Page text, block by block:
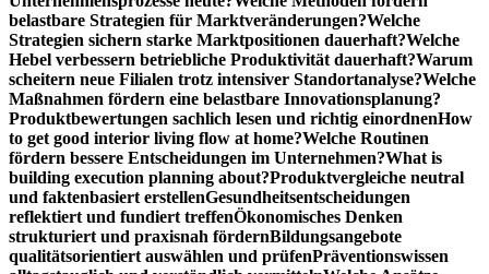
belastbare Strategien für Marktveränderungen?Welche
Strategien sichern starke Marktpositionen dauerhaft?Welche
Hebel verbessern betriebliche Produktivität dauerhaft?Warum
scheitern neue Filialen trotz intensiver Standortanalyse?Welche
Maßnahmen fördern eine belastbare Innovationsplanung?
Produktbewertungen sachlich lesen und richtig einordnenHow
to get good interior living flow at home?Welche Routinen
fördern bessere Entscheidungen im Unternehmen?What is
building execution planning about?Produktvergleiche neutral
und faktenbasiert erstellenGesundheitsentscheidungen
reflektiert und fundiert treffenÖkonomisches Denken
strukturiert und praxisnah fördernBildungsangebote
qualitätsorientiert auswählen und prüfenPräventionswissen